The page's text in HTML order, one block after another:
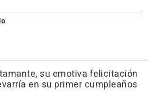
su emotiva felicitación
en su primer cumpleaños